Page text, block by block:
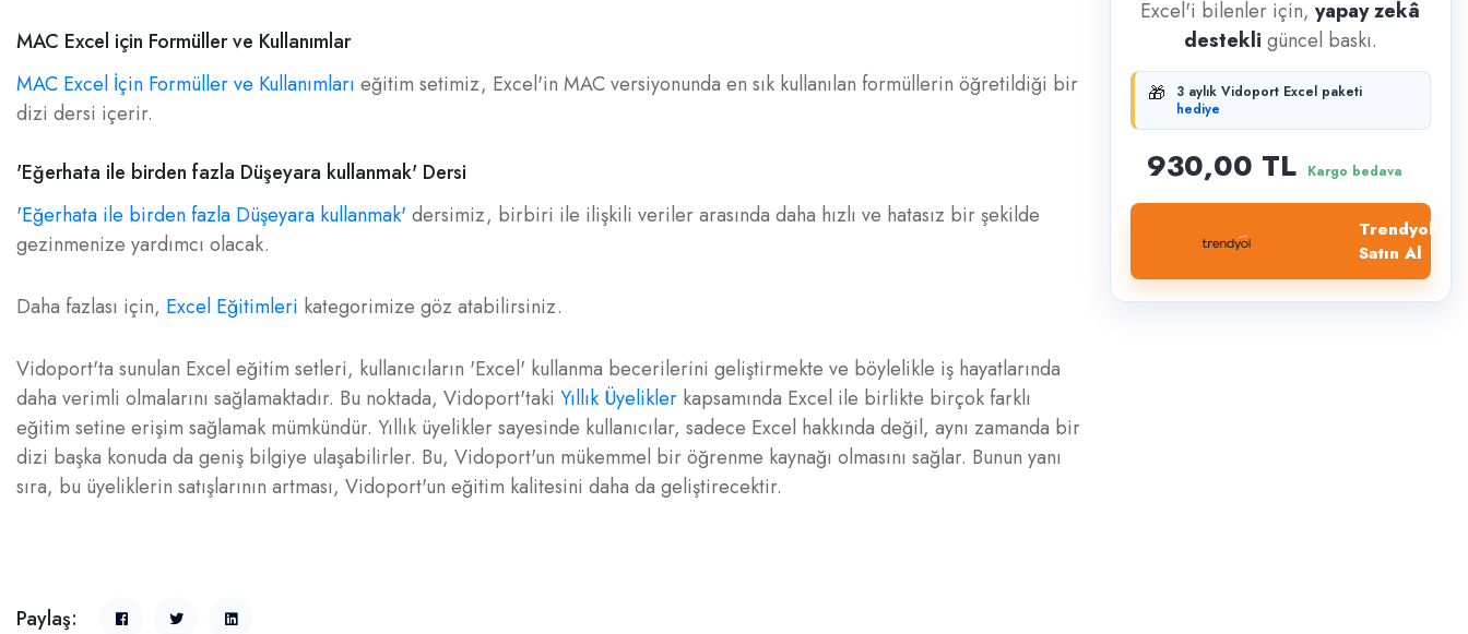
MAC Excel için Formüller ve Kullanımlar
MAC Excel İçin Formüller ve Kullanımları eğitim setimiz, Excel'in MAC versiyonunda en sık kullanılan formüllerin öğretildiği bir
dizi dersi içerir.
'Eğerhata ile birden fazla Düşeyara kullanmak' Dersi
'Eğerhata ile birden fazla Düşeyara kullanmak' dersimiz, birbiri ile ilişkili veriler arasında daha hızlı ve hatasız bir şekilde
gezinmenize yardımcı olacak.
Daha fazlası için, Excel Eğitimleri kategorimize göz atabilirsiniz.
Vidoport'ta sunulan Excel eğitim setleri, kullanıcıların 'Excel' kullanma becerilerini geliştirmekte ve böylelikle iş hayatlarında
daha verimli olmalarını sağlamaktadır. Bu noktada, Vidoport'taki Yıllık Üyelikler kapsamında Excel ile birlikte birçok farklı
eğitim setine erişim sağlamak mümkündür. Yıllık üyelikler sayesinde kullanıcılar, sadece Excel hakkında değil, aynı zamanda bir
dizi başka konuda da geniş bilgiye ulaşabilirler. Bu, Vidoport'un mükemmel bir öğrenme kaynağı olmasını sağlar. Bunun yanı
sıra, bu üyeliklerin satışlarının artması, Vidoport'un eğitim kalitesini daha da geliştirecektir.
Paylaş:
Excel'i bilenler için,yapay zekâ
destekli güncel baskı.
🎁
3 aylık Vidoport Excel paketi
hediye
930,00 TL Kargo bedava
Trendyol'dan
Satın Al